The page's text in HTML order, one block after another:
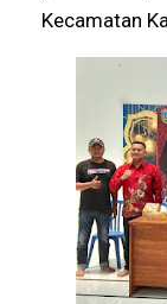
Kecamatan